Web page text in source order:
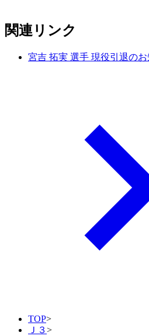
関連リンク
宮吉 拓実 選手 現役引退の
TOP>
Ｊ３>